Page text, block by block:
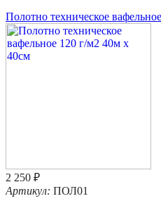
Полотно техническое
2 250 ₽
Артикул: ПОЛ01